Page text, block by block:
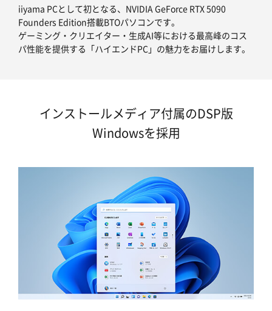
iiyama PCとして初となる、NVIDIA GeForce RTX 5090
Founders Edition搭載BTOパソコンです。
ゲーミング・クリエイター・生成AI等における最高峰のコス
パ性能を提供する「ハイエンドPC」の魅力をお届けします。
インストールメディア付属のDSP版
Windowsを採用